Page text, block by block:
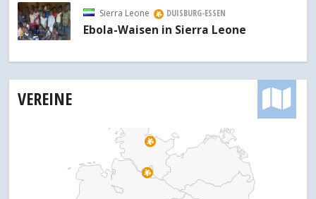
Sierra Leone DUISBURG-ESSEN
Ebola-Waisen in Sierra Leone
VEREINE